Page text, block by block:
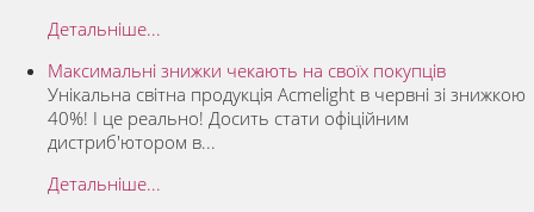
Детальніше...
Максимальні знижки чекають на своїх покупців
Унікальна світна продукція Acmelight в червні зі знижкою
40%! І це реально! Досить стати офіційним
дистриб'ютором в...
Детальніше...